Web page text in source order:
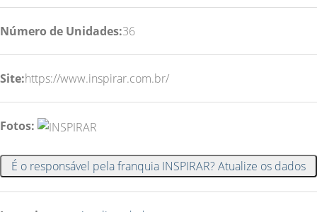
Número de Unidades:36
Site:https://www.inspirar.com.br/
Fotos:
É o responsável pela franquia INSPIRAR? Atualize os dados